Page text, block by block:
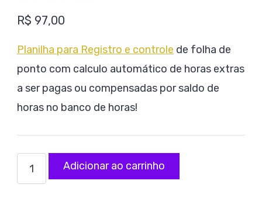
R$ 97,00
Planilha para Registro e controle de folha de
ponto com calculo automático de horas extras
a ser pagas ou compensadas por saldo de
horas no banco de horas!
Planilha
Controle
Adicionar ao carrinho